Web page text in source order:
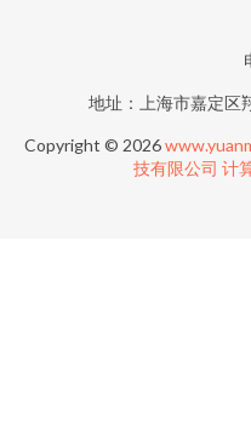
地址：上海市嘉定区
Copyright © 2026
技有限公司 计